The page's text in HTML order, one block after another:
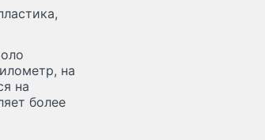
на
на
более